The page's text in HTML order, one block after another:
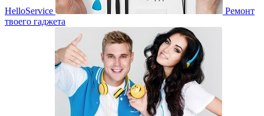
HelloService
Ремонт
твоего гаджета